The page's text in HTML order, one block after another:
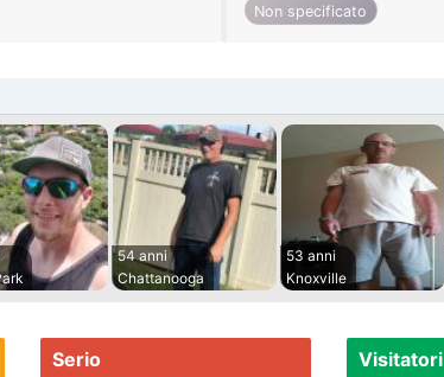
Non specificato
54 anni
Chattanooga
53 anni
Knoxville
Serio Visitatori